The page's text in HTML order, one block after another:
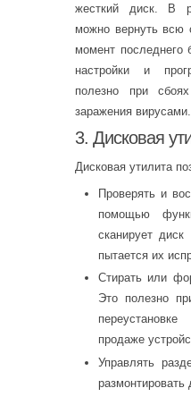
жесткий диск. В
можно вернуть всю
момент
настройки и
полезно при
заражения вирусами.
3. Дисковая
Дисковая утилита
Проверять и
помощью
сканирует
пытается их
Стирать или
Это полезно
продаже
Управлять
размонтировать